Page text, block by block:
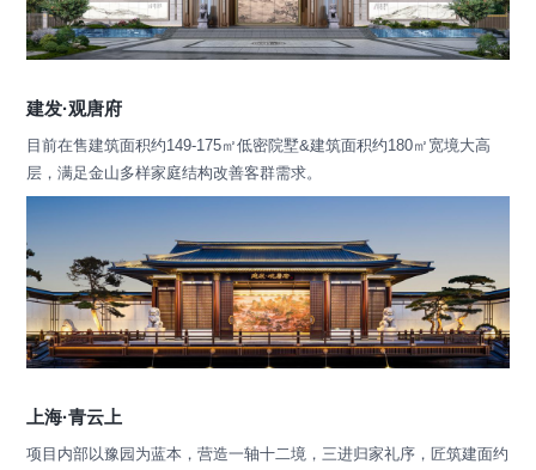
建发·观唐府
目前在售建筑面积约149-175㎡低密院墅&建筑面积约180㎡宽境大高
层，满足金山多样家庭结构改善客群需求。
上海·青云上
项目内部以豫园为蓝本，营造一轴十二境，三进归家礼序，匠筑建面约